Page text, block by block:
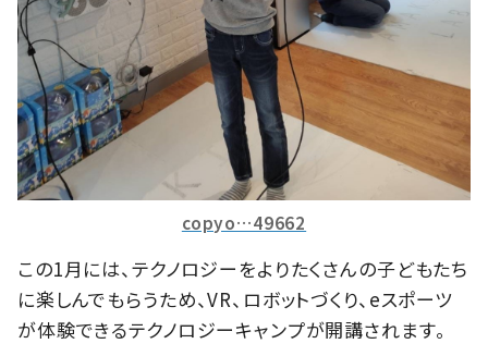
copyo…49662
この1月には、テクノロジーをよりたくさんの子どもたち
に楽しんでもらうため、VR、ロボットづくり、eスポーツ
が体験できるテクノロジーキャンプが開講されます。